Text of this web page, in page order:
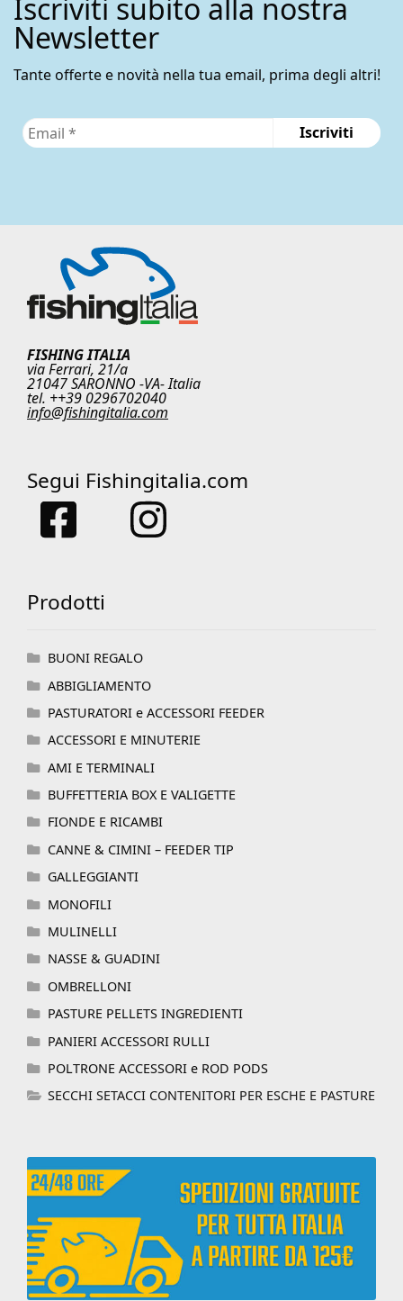
Iscriviti subito alla nostra
Newsletter
Tante offerte e novità nella tua email, prima degli altri!
FISHING ITALIA
via Ferrari, 21/a
21047 SARONNO -VA- Italia
tel. ++39 0296702040
info@fishingitalia.com
Segui Fishingitalia.com
Prodotti
BUONI REGALO
ABBIGLIAMENTO
PASTURATORI e ACCESSORI FEEDER
ACCESSORI E MINUTERIE
AMI E TERMINALI
BUFFETTERIA BOX E VALIGETTE
FIONDE E RICAMBI
CANNE & CIMINI – FEEDER TIP
GALLEGGIANTI
MONOFILI
MULINELLI
NASSE & GUADINI
OMBRELLONI
PASTURE PELLETS INGREDIENTI
PANIERI ACCESSORI RULLI
POLTRONE ACCESSORI e ROD PODS
SECCHI SETACCI CONTENITORI PER ESCHE E PASTURE